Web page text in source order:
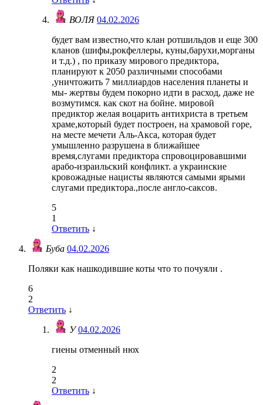
ВОЛЯ 04.02.2026
будет вам известно,что клан ротшильдов и еще 300
кланов (шифы,рокфеллеры, куны,барухи,морганы
и т.д.) , по приказу мирового предиктора,
планируют к 2050 различными способами
,уничтожить 7 миллиардов населения планеты и
мы- жертвы будем покорно идти в расход, даже не
возмутимся. как скот на бойне. мировой
предиктор желая воцарить антихриста в третьем
храме,который будет построен, на храмовой горе,
на месте мечети Аль-Акса, которая будет
умышленно разрушена в ближайшее
время,слугами предиктора спровоцировавшими
арабо-израильский конфликт. а украинские
кровожадные нацисты являются самыми ярыми
слугами предиктора.,после англо-саксов.
5
1
Ответить ↓
Буба 04.02.2026
Поляки как нашкодившие коты что то почуяли .
6
2
Ответить ↓
У04.02.2026
гиены отменный нюх
2
2
Ответить ↓